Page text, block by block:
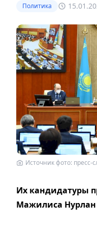
Политика
Источник фото:
Их кандидатуры
Мажилиса